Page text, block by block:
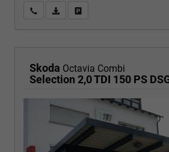
Wir rufen Sie anPDF-Fahrzeugexposé drucken
Skoda Octavia Combi